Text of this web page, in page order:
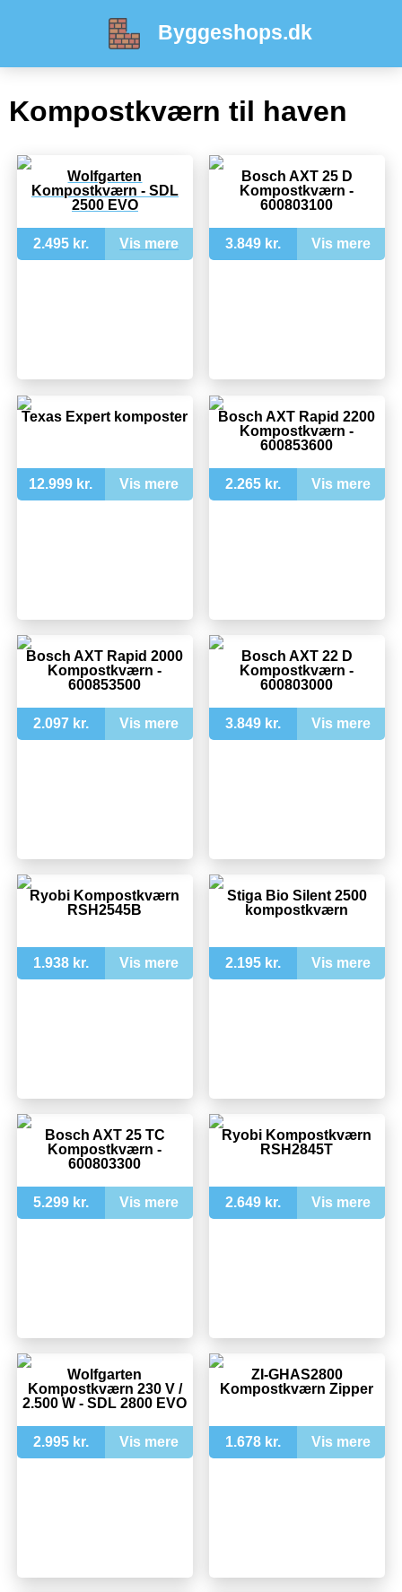
Byggeshops.dk
Kompostkværn til haven
Wolfgarten
Kompostkværn - SDL
2500 EVO
2.495 kr. Vis mere
Bosch AXT 25 D
Kompostkværn -
600803100
3.849 kr. Vis mere
Texas Expert komposter
12.999 kr. Vis mere
Bosch AXT Rapid 2200
Kompostkværn -
600853600
2.265 kr. Vis mere
Bosch AXT Rapid 2000
Kompostkværn -
600853500
2.097 kr. Vis mere
Bosch AXT 22 D
Kompostkværn -
600803000
3.849 kr. Vis mere
Ryobi Kompostkværn
RSH2545B
1.938 kr. Vis mere
Stiga Bio Silent 2500
kompostkværn
2.195 kr. Vis mere
Bosch AXT 25 TC
Kompostkværn -
600803300
5.299 kr. Vis mere
Ryobi Kompostkværn
RSH2845T
2.649 kr. Vis mere
Wolfgarten
Kompostkværn 230 V /
2.500 W - SDL 2800 EVO
2.995 kr. Vis mere
ZI-GHAS2800
Kompostkværn Zipper
1.678 kr. Vis mere